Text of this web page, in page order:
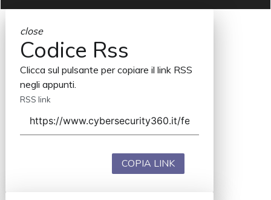
close
Codice Rss
Clicca sul pulsante per copiare il link RSS
negli appunti.
RSS link
COPIA LINK